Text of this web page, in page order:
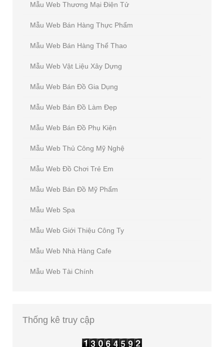
Mẫu Web Thương Mại Điện Tử
Mẫu Web Bán Hàng Thực Phẩm
Mẫu Web Bán Hàng Thể Thao
Mẫu Web Vật Liệu Xây Dựng
Mẫu Web Bán Đồ Gia Dụng
Mẫu Web Bán Đồ Làm Đẹp
Mẫu Web Bán Đồ Phụ Kiện
Mẫu Web Thủ Công Mỹ Nghệ
Mẫu Web Đồ Chơi Trẻ Em
Mẫu Web Bán Đồ Mỹ Phẩm
Mẫu Web Spa
Mẫu Web Giới Thiệu Công Ty
Mẫu Web Nhà Hàng Cafe
Mẫu Web Tài Chính
Thống kê truy cập